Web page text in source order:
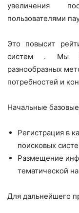
увеличения
пользователями
Это повысит
систем . Мы
разнообразных
потребностей и
Начальные
Регистрация в
поисковых
Размещение
тематической
Для дальнейшего